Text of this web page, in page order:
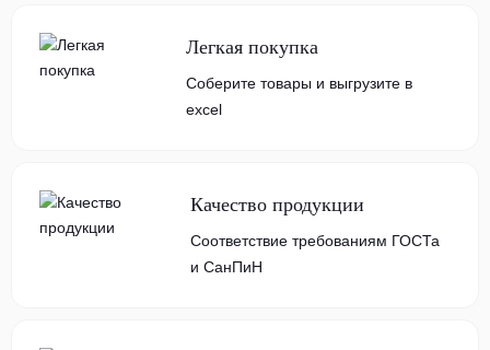
Легкая покупка
Соберите товары и выгрузите в
excel
Качество продукции
Соответствие требованиям ГОСТа
и СанПиН